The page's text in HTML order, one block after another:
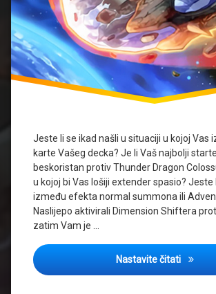
Jeste li se ikad našli u situaciji u kojoj Vas
karte Vašeg decka? Je li Vaš najbolji
beskoristan protiv Thunder Dragon
u kojoj bi Vas lošiji extender spasio?
između efekta normal summona ili
Naslijepo aktivirali Dimension Shiftera
zatim Vam je …
Nastavite čitati Anti-